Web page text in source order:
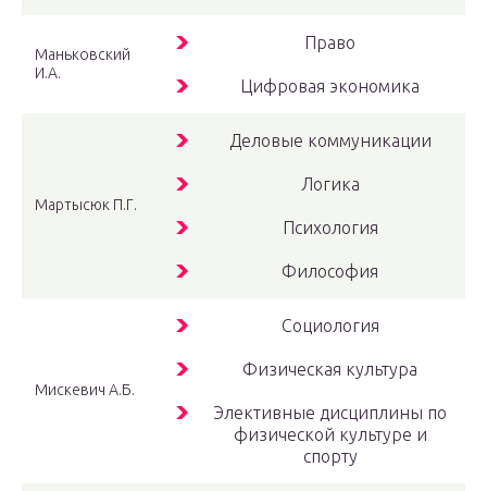
Маньковский
И.А.
Право
Цифровая экономика
Мартысюк П.Г.
Деловые коммуникации
Логика
Психология
Философия
Мискевич А.Б.
Социология
Физическая культура
Элективные дисциплины по
физической культуре и
спорту